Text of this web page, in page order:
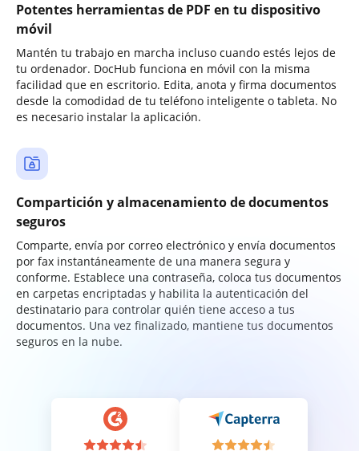
Potentes herramientas de PDF en tu dispositivo
móvil
Mantén tu trabajo en marcha incluso cuando estés lejos de
tu ordenador. DocHub funciona en móvil con la misma
facilidad que en escritorio. Edita, anota y firma documentos
desde la comodidad de tu teléfono inteligente o tableta. No
es necesario instalar la aplicación.
Compartición y almacenamiento de documentos
seguros
Comparte, envía por correo electrónico y envía documentos
por fax instantáneamente de una manera segura y
conforme. Establece una contraseña, coloca tus documentos
en carpetas encriptadas y habilita la autenticación del
destinatario para controlar quién tiene acceso a tus
documentos. Una vez finalizado, mantiene tus documentos
seguros en la nube.